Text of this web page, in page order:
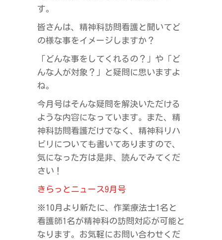
す。
皆さんは、精神科訪問看護と聞いてど
の様な事をイメージしますか？
「どんな事をしてくれるの？」や「ど
んな人が対象？」と疑問に思いますよ
ね。
今月号はそんな疑問を解決いただける
ような内容になっています。また、精
神科訪問看護だけでなく、精神科リハ
ビリについても書いてありますので、
気になった方は是非、読んでみてくだ
さい！
きらっとニュース9月号
※10月より新たに、作業療法士1名と
看護師1名が精神科の訪問対応が可能と
なります。お気軽にお問い合わせくだ